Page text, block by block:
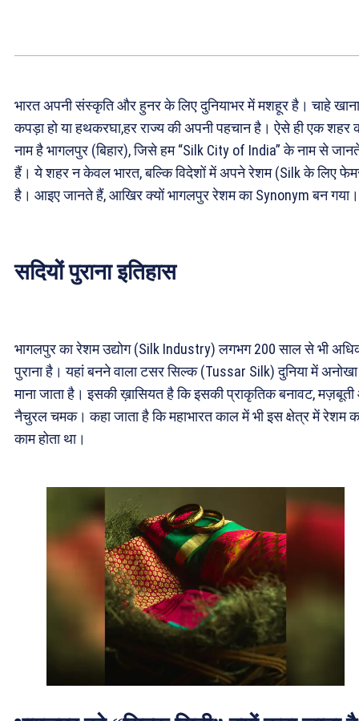
भारत अपनी संस्कृति और हुनर के लिए दुनियाभर में मशहूर है। चाहे खाना
कपड़ा हो या हथकरघा,हर राज्य की अपनी पहचान है। ऐसे ही एक शहर
नाम है भागलपुर (बिहार), जिसे हम “Silk City of India” के नाम से
हैं। ये शहर न केवल भारत, बल्कि विदेशों में अपने रेशम (Silk के लिए
है। आइए जानते हैं, आखिर क्यों भागलपुर रेशम का Synonym बन गया।
सदियों पुराना इतिहास
भागलपुर का रेशम उद्योग (Silk Industry) लगभग 200 साल से भी
पुराना है। यहां बनने वाला टसर सिल्क (Tussar Silk) दुनिया में अनोखा
माना जाता है। इसकी ख़ासियत है कि इसकी प्राकृतिक बनावट,
नैचुरल चमक। कहा जाता है कि महाभारत काल में भी इस क्षेत्र में रेशम
काम होता था।